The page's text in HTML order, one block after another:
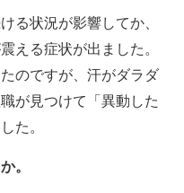
る状況が影響してか、
える症状が出ました。
のですが、汗がダラダ
が見つけて「異動した
た。
。